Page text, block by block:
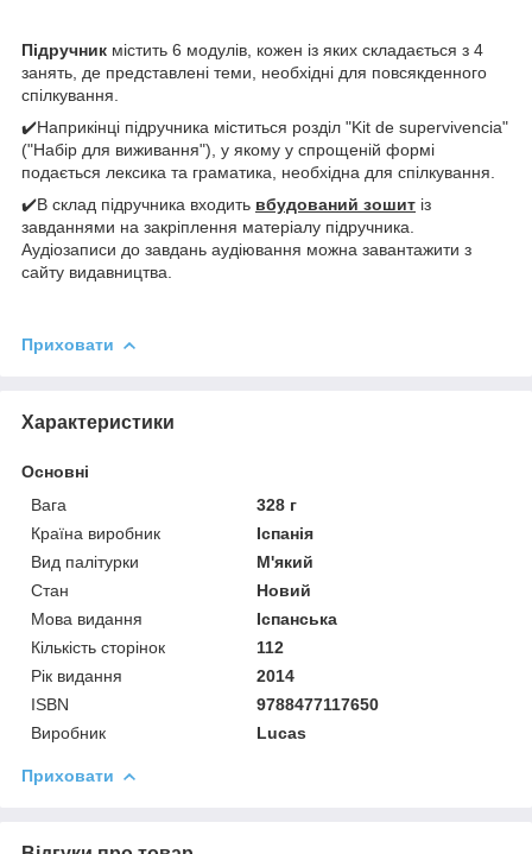
Підручник містить 6 модулів, кожен із яких складається з 4
занять, де представлені теми, необхідні для повсякденного
спілкування.
✔️Наприкінці підручника міститься розділ "Kit de supervivencia"
("Набір для виживання"), у якому у спрощеній формі
подається лексика та граматика, необхідна для спілкування.
✔️В склад підручника входить вбудований зошит із
завданнями на закріплення матеріалу підручника.
Аудіозаписи до завдань аудіювання можна завантажити з
сайту видавництва.
Приховати
Характеристики
Основні
Вага
328 г
Країна виробник
Іспанія
Вид палітурки
М'який
Стан
Новий
Мова видання
Іспанська
Кількість сторінок
112
Рік видання
2014
ISBN
9788477117650
Виробник
Lucas
Приховати